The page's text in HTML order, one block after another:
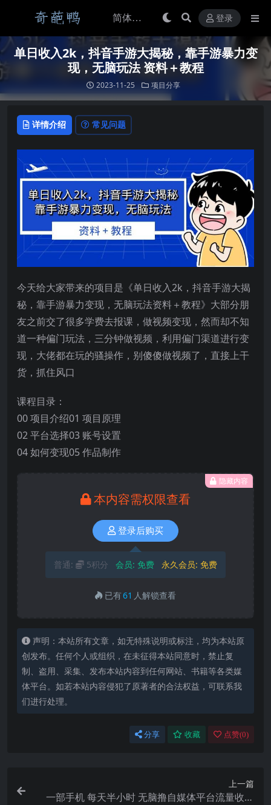
登录
单日收入2k，抖音手游大揭秘，靠手游暴力变
现，无脑玩法 资料＋教程
2023-11-25 项目分享
详情介绍 常见问题
今天给大家带来的项目是《单日收入2k，抖音手游大揭
秘，靠手游暴力变现，无脑玩法资料＋教程》大部分朋
友之前交了很多学费去报课，做视频变现，然而却不知
道一种偏门玩法，三分钟做视频，利用偏门渠道进行变
现，大佬都在玩的骚操作，别傻傻做视频了，直接上干
货，抓住风口
课程目录：
00 项目介绍01 项目原理
02 平台选择03 账号设置
04 如何变现05 作品制作
隐藏内容
本内容需权限查看
登录后购买
普通: 5积分 会员: 免费 永久会员: 免费
已有61 人解锁查看
声明：本站所有文章，如无特殊说明或标注，均为本站原
创发布。任何个人或组织，在未征得本站同意时，禁止复
制、盗用、采集、发布本站内容到任何网站、书籍等各类媒
体平台。如若本站内容侵犯了原著者的合法权益，可联系我
们进行处理。
分享 收藏 点赞(0)
上一篇
一部手机 每天半小时 无脑撸自媒体平台流量收益